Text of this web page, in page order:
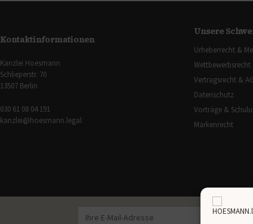
Kontaktinformationen
Kanzlei Hoesmann
Schlieperstr. 70
13507 Berlin
030 61 08 04 191
kanzlei@hoesmann.legal
Unsere
Urheberrecht &
Wettbewerbsrecht
Vertragsrecht &
Datenschutz
Vorträge &
Markenrecht